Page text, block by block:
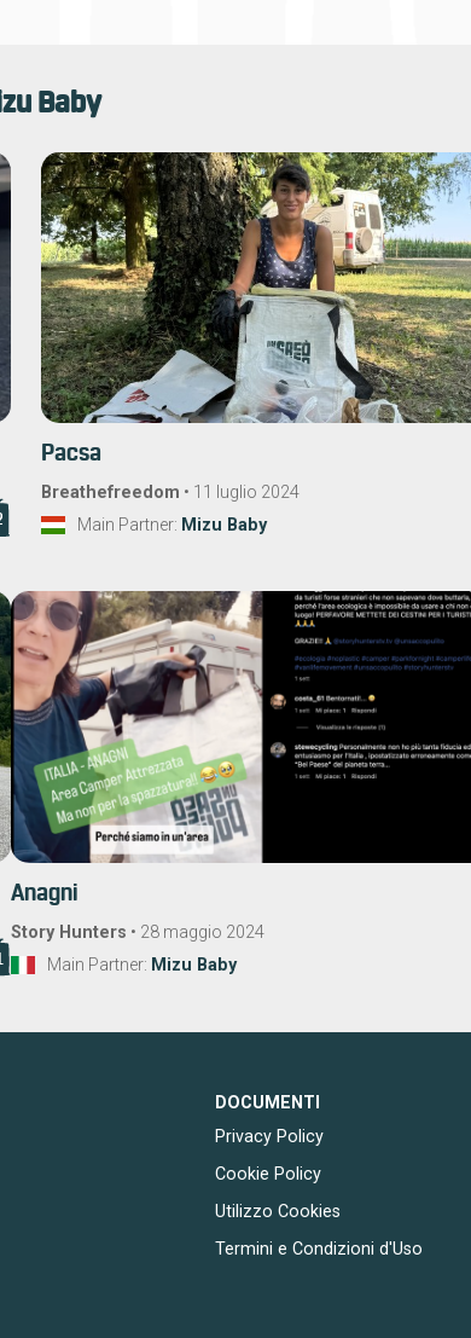
Baby
Pacsa
Breathefreedom • 11 luglio 2024
Main Partner: Mizu Baby
Anagni
Story Hunters • 28 maggio 2024
Main Partner: Mizu Baby
DOCUMENTI
Privacy Policy
Cookie Policy
Utilizzo Cookies
Termini e Condizioni d'Uso